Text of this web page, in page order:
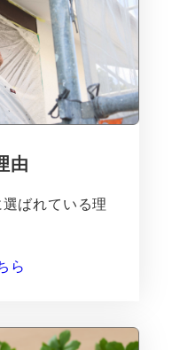
由
ばれている理
ら